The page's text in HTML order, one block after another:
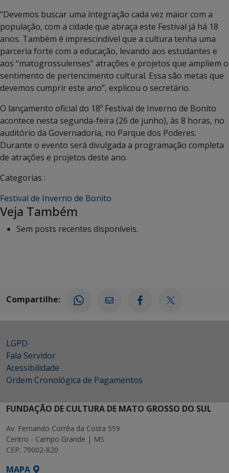
“Devemos buscar uma integração cada vez maior com a
população, com a cidade que abraça este Festival já há 18
anos. Também é imprescindível que a cultura tenha uma
parceria forte com a educação, levando aos estudantes e
aos “matogrossulenses” atrações e projetos que ampliem o
sentimento de pertencimento cultural. Essa são metas que
devemos cumprir este ano”, explicou o secretário.
O lançamento oficial do 18º Festival de Inverno de Bonito
acontece nesta segunda-feira (26 de junho), às 8 horas, no
auditório da Governadoria, no Parque dos Poderes.
Durante o evento será divulgada a programação completa
de atrações e projetos deste ano.
Categorias :
Festival de Inverno de Bonito
Veja Também
Sem posts recentes disponíveis.
Compartilhe:
LGPD
Fala Servidor
Acessibilidade
Ordem Cronológica de Pagamentos
FUNDAÇÃO DE CULTURA DE MATO GROSSO DO SUL
Av. Fernando Corrêa da Costa 559
Centro - Campo Grande | MS
CEP: 79002-820
MAPA